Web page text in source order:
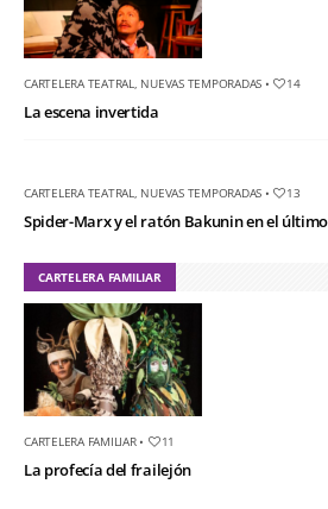
CARTELERA TEATRAL NUEVAS TEMPORADAS • 14
La escena invertida
CARTELERA TEATRAL NUEVAS TEMPORADAS • 13
Spider-Marx y el ratón Bakunin en el
CARTELERA FAMILIAR
CARTELERA FAMILIAR• 11
La profecía del frailejón